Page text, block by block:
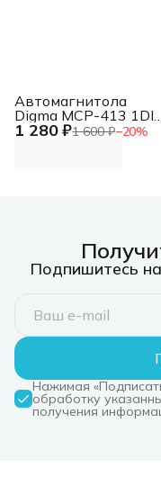
1 280 ₽1 600 ₽−20%
Автомагнитола
Digma MCP-413
4x45Вт v5.0 USB 2.0
Подпишитесь
Нажимая
обработку
получения